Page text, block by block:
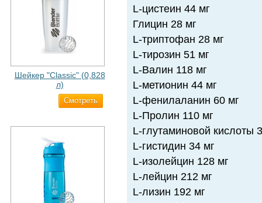
Шейкер "Classic" (0,828
л)
Cмотреть
L-цистеин 44 мг
Глицин 28 мг
L-триптофан 28 мг
L-тирозин 51 мг
L-Валин 118 мг
L-метионин 44 мг
L-фенилаланин 60 мг
L-Пролин 110 мг
L-глутаминовой кислоты
L-гистидин 34 мг
L-изолейцин 128 мг
L-лейцин 212 мг
L-лизин 192 мг